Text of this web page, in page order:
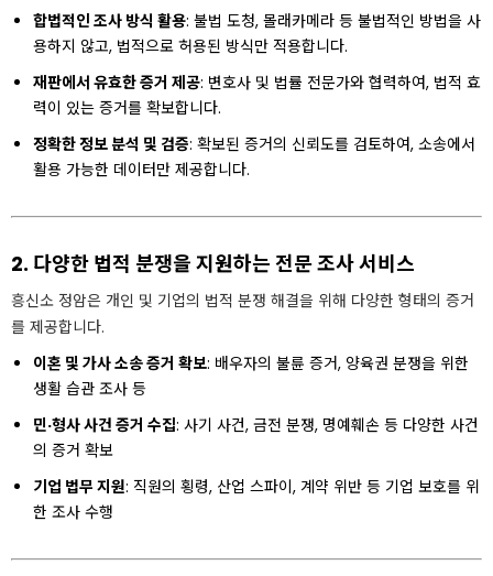
합법적인 조사 방식 활용: 불법 도청, 몰래카메라 등 불법적인 방법을 사
용하지 않고, 법적으로 허용된 방식만 적용합니다.
재판에서 유효한 증거 제공: 변호사 및 법률 전문가와 협력하여, 법적 효
력이 있는 증거를 확보합니다.
정확한 정보 분석 및 검증: 확보된 증거의 신뢰도를 검토하여, 소송에서
활용 가능한 데이터만 제공합니다.
2. 다양한 법적 분쟁을 지원하는 전문 조사 서비스
흥신소 정암은 개인 및 기업의 법적 분쟁 해결을 위해 다양한 형태의 증거
를 제공합니다.
이혼 및 가사 소송 증거 확보: 배우자의 불륜 증거, 양육권 분쟁을 위한
생활 습관 조사 등
민·형사 사건 증거 수집: 사기 사건, 금전 분쟁, 명예훼손 등 다양한 사건
의 증거 확보
기업 법무 지원: 직원의 횡령, 산업 스파이, 계약 위반 등 기업 보호를 위
한 조사 수행